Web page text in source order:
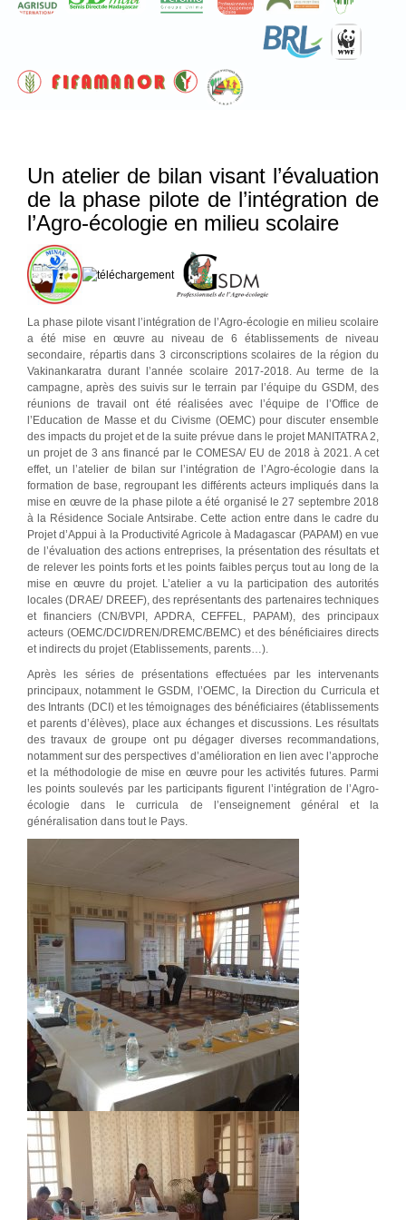
Un atelier de bilan visant l’évaluation
de la phase pilote de l’intégration de
l’Agro-écologie en milieu scolaire
La phase pilote visant l’intégration de l’Agro-écologie en milieu scolaire
a été mise en œuvre au niveau de 6 établissements de niveau
secondaire, répartis dans 3 circonscriptions scolaires de la région du
Vakinankaratra durant l’année scolaire 2017-2018. Au terme de la
campagne, après des suivis sur le terrain par l’équipe du GSDM, des
réunions de travail ont été réalisées avec l’équipe de l’Office de
l’Education de Masse et du Civisme (OEMC) pour discuter ensemble
des impacts du projet et de la suite prévue dans le projet MANITATRA 2,
un projet de 3 ans financé par le COMESA/ EU de 2018 à 2021. A cet
effet, un l’atelier de bilan sur l’intégration de l’Agro-écologie dans la
formation de base, regroupant les différents acteurs impliqués dans la
mise en œuvre de la phase pilote a été organisé le 27 septembre 2018
à la Résidence Sociale Antsirabe. Cette action entre dans le cadre du
Projet d’Appui à la Productivité Agricole à Madagascar (PAPAM) en vue
de l’évaluation des actions entreprises, la présentation des résultats et
de relever les points forts et les points faibles perçus tout au long de la
mise en œuvre du projet. L’atelier a vu la participation des autorités
locales (DRAE/ DREEF), des représentants des partenaires techniques
et financiers (CN/BVPI, APDRA, CEFFEL, PAPAM), des principaux
acteurs (OEMC/DCI/DREN/DREMC/BEMC) et des bénéficiaires directs
et indirects du projet (Etablissements, parents…).
Après les séries de présentations effectuées par les intervenants
principaux, notamment le GSDM, l’OEMC, la Direction du Curricula et
des Intrants (DCI) et les témoignages des bénéficiaires (établissements
et parents d’élèves), place aux échanges et discussions. Les résultats
des travaux de groupe ont pu dégager diverses recommandations,
notamment sur des perspectives d’amélioration en lien avec l’approche
et la méthodologie de mise en œuvre pour les activités futures. Parmi
les points soulevés par les participants figurent l’intégration de l’Agro-
écologie dans le curricula de l’enseignement général et la
généralisation dans tout le Pays.